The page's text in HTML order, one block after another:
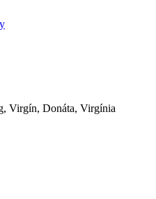
Virgín, Donáta, Virgínia